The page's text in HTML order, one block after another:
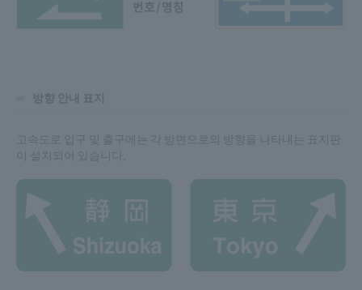
방향 안내 표지
고속도로 입구 및 출구에는 각 방면으로의 방향을 나타내는 표지판
이 설치되어 있습니다.